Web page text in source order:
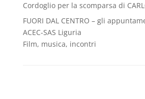
Cordoglio per la scomparsa di
FUORI DAL CENTRO – gli
ACEC-SAS Liguria
Film, musica, incontri